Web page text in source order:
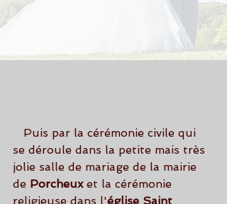
se déroule dans la petite mais très
jolie salle de mariage de la mairie
de Porcheux et la cérémonie
religieuse dans l'église Saint